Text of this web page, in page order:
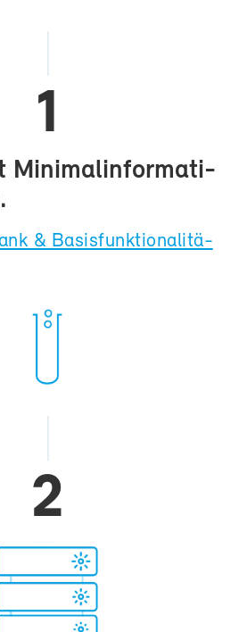
1
Mi­ni­mal­in­for­ma­ti­
& Ba­sis­funk­tio­na­li­tä­
2